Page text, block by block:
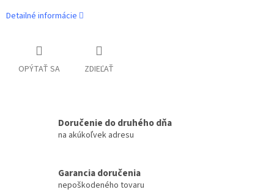
Detailné informácie
OPÝTAŤ SA ZDIEĽAŤ
Doručenie do druhého dňa
na akúkoľvek adresu
Garancia doručenia
nepoškodeného tovaru